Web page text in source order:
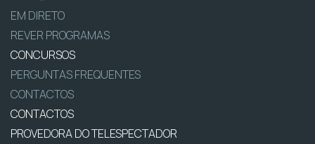
EM DIRETO
REVER PROGRAMAS
CONCURSOS
PERGUNTAS FREQUENTES
CONTACTOS
CONTACTOS
PROVEDORA DO TELESPECTADOR